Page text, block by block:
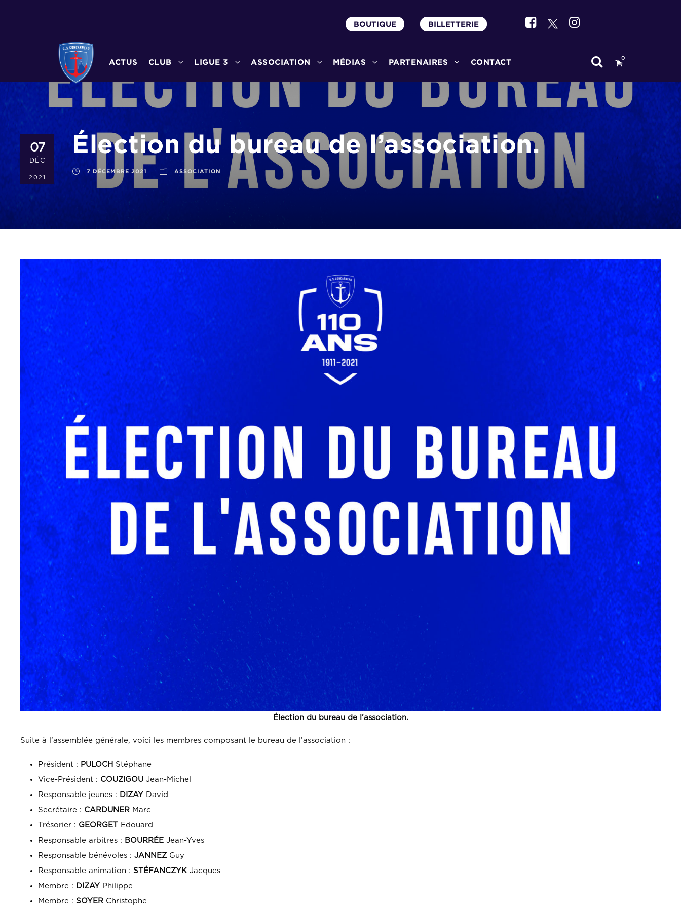
BOUTIQUE BILLETTERIE
ACTUS CLUB LIGUE 3 ASSOCIATION MÉDIAS PARTENAIRES CONTACT 0
07
DÉC
2021
Élection du bureau de l’association.
7 DÉCEMBRE 2021 ASSOCIATION
Élection du bureau de l’association.
Suite à l’assemblée générale, voici les membres composant le bureau de l’association :
Président : PULOCH Stéphane
Vice-Président : COUZIGOU Jean-Michel
Responsable jeunes : DIZAY David
Secrétaire : CARDUNER Marc
Trésorier : GEORGET Edouard
Responsable arbitres : BOURRÉE Jean-Yves
Responsable bénévoles : JANNEZ Guy
Responsable animation : STÉFANCZYK Jacques
Membre : DIZAY Philippe
Membre : SOYER Christophe